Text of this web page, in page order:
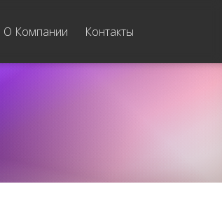
О Компании Контакты